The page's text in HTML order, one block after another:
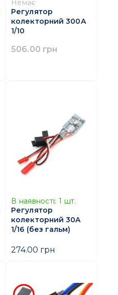
Немає
Регулятор
колекторний 300A
1/10
506.00 грн
В наявності: 1 шт.
Регулятор
колекторний 30A
1/16 (без гальм)
274.00 грн